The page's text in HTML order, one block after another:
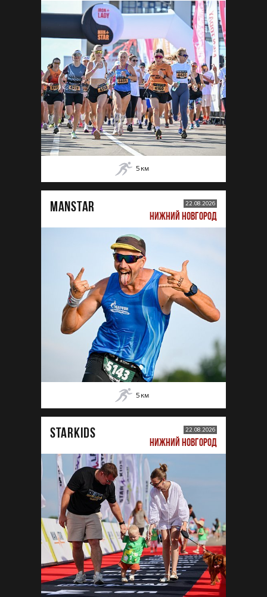
5 км
MANSTAR 22.08.2026
НИЖНИЙ НОВГОРОД
5 км
STARKIDS 22.08.2026
НИЖНИЙ НОВГОРОД